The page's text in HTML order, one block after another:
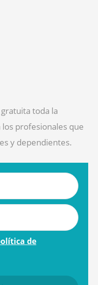
toda la
profesionales que
y dependientes.
de